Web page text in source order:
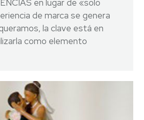
en lugar de «solo
de marca se genera
la clave está en
como elemento